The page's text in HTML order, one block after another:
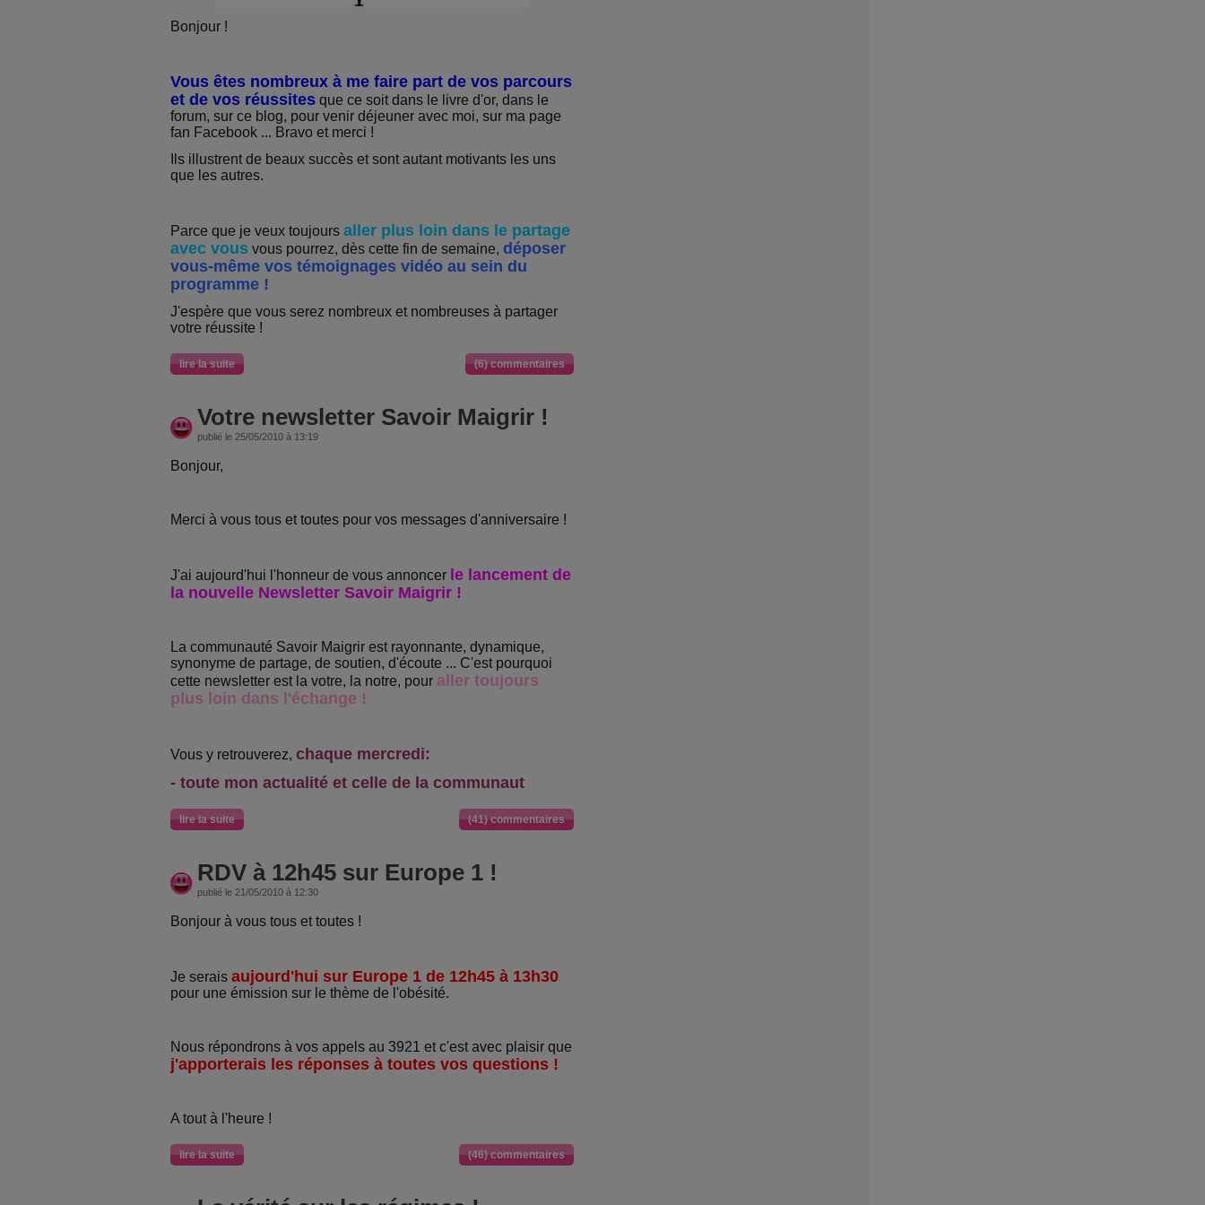
Bonjour !
Vous êtes nombreux à me faire part de vos parcours
et de vos réussites que ce soit dans le livre d'or, dans le
forum, sur ce blog, pour venir déjeuner avec moi, sur ma page
fan Facebook ... Bravo et merci !
Ils illustrent de beaux succès et sont autant motivants les uns
que les autres.
Parce que je veux toujours aller plus loin dans le partage
avec vous vous pourrez, dès cette fin de semaine, déposer
vous-même vos témoignages vidéo au sein du
programme !
J'espère que vous serez nombreux et nombreuses à partager
votre réussite !
lire la suite (6) commentaires
Votre newsletter Savoir Maigrir !
publié le 25/05/2010 à 13:19
Bonjour,
Merci à vous tous et toutes pour vos messages d'anniversaire !
J'ai aujourd'hui l'honneur de vous annoncer le lancement de
la nouvelle Newsletter Savoir Maigrir !
La communauté Savoir Maigrir est rayonnante, dynamique,
synonyme de partage, de soutien, d'écoute ... C'est pourquoi
cette newsletter est la votre, la notre, pour aller toujours
plus loin dans l'échange !
Vous y retrouverez, chaque mercredi:
- toute mon actualité et celle de la communaut
lire la suite (41) commentaires
RDV à 12h45 sur Europe 1 !
publié le 21/05/2010 à 12:30
Bonjour à vous tous et toutes !
Je serais aujourd'hui sur Europe 1 de 12h45 à 13h30
pour une émission sur le thème de l'obésité.
Nous répondrons à vos appels au 3921 et c'est avec plaisir que
j'apporterais les réponses à toutes vos questions !
A tout à l'heure !
lire la suite (46) commentaires